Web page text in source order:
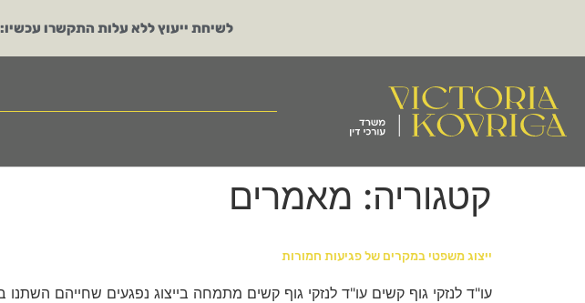
לשיחת ייעוץ ללא עלות התקשרו עכשיו:
קטגוריה: מאמרים
ייצוג משפטי במקרים של פגיעות חמורות
עו"ד לנזקי גוף קשים עו"ד לנזקי גוף קשים מתמחה בייצוג נפגעים שחייהם